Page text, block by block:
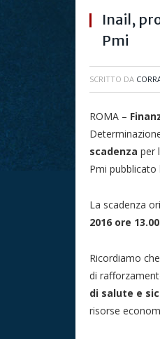
Inail,
Pmi
SCRITTO DA
ROMA –
scadenza per
Pmi
La scadenza
2016 ore 13.00
Ricordiamo
di
di salute e
risorse